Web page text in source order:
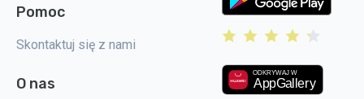
Pomoc
Skontaktuj się z nami
O nas